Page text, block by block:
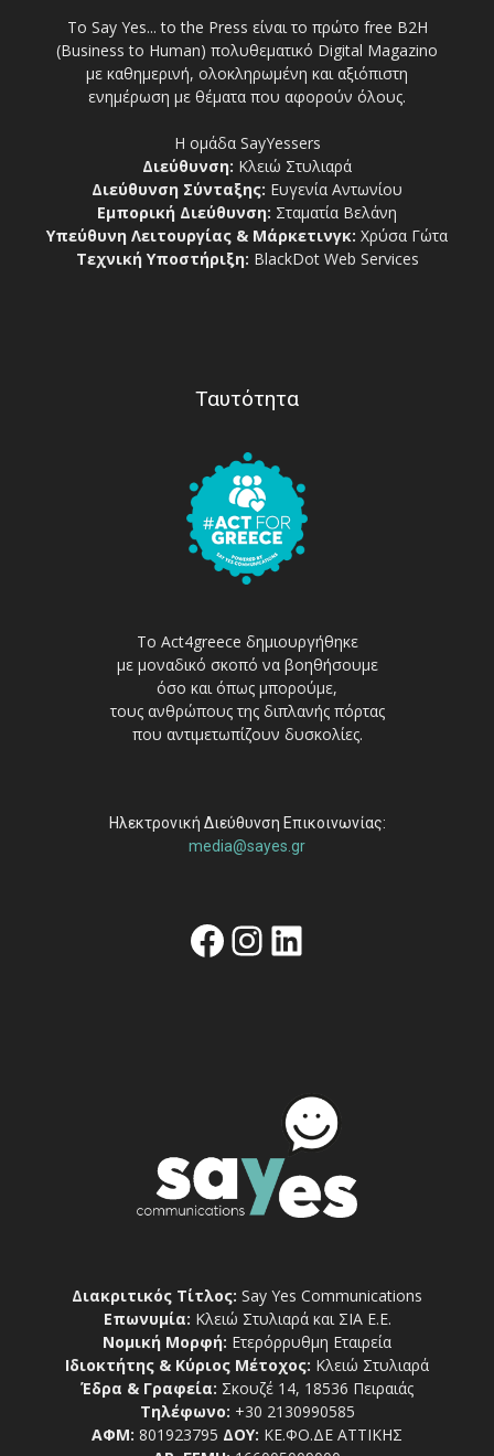
Το Say Yes... to the Press είναι το πρώτο free Β2Η
(Business to Human) πολυθεματικό Digital Magazino
με καθημερινή, ολοκληρωμένη και αξιόπιστη
ενημέρωση με θέματα που αφορούν όλους.
Η ομάδα SayYessers
Διεύθυνση: Κλειώ Στυλιαρά
Διεύθυνση Σύνταξης: Ευγενία Αντωνίου
Εμπορική Διεύθυνση: Σταματία Βελάνη
Υπεύθυνη Λειτουργίας & Μάρκετινγκ: Χρύσα Γώτα
Τεχνική Υποστήριξη: BlackDot Web Services
Ταυτότητα
Το Act4greece δημιουργήθηκε
με μοναδικό σκοπό να βοηθήσουμε
όσο και όπως μπορούμε,
τους ανθρώπους της διπλανής πόρτας
που αντιμετωπίζουν δυσκολίες.
Ηλεκτρονική Διεύθυνση Επικοινωνίας:
media@sayes.gr
Facebook
Instagram
Linkedin
Διακριτικός Τίτλος: Say Yes Communications
Επωνυμία: Κλειώ Στυλιαρά και ΣΙΑ Ε.Ε.
Νομική Μορφή: Ετερόρρυθμη Εταιρεία
Ιδιοκτήτης & Κύριος Μέτοχος: Κλειώ Στυλιαρά
Έδρα & Γραφεία: Σκουζέ 14, 18536 Πειραιάς
Τηλέφωνο: +30 2130990585
ΑΦΜ: 801923795 ΔΟΥ: ΚΕ.ΦΟ.ΔΕ ΑΤΤΙΚΗΣ